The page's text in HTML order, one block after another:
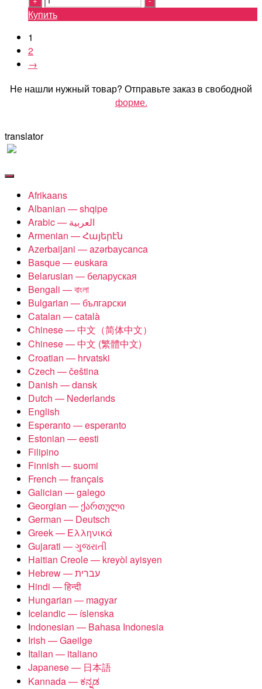
Купить
1
2
→
Не нашли нужный товар? Отправьте заказ в свободной
форме.
translator
Afrikaans
Albanian — shqipe
Armenian — Հայերէն
Azerbaijani — azərbaycanca
Basque — euskara
Belarusian — беларуская
Bengali — বাংলা
Bulgarian — български
Catalan — català
Chinese — 中文（简体中文）
Chinese — 中文 (繁體中文)
Croatian — hrvatski
Czech — čeština
Danish — dansk
Dutch — Nederlands
English
Esperanto — esperanto
Estonian — eesti
Filipino
Finnish — suomi
French — français
Galician — galego
Georgian — ქართული
German — Deutsch
Greek — Ελληνικά
Gujarati — ગુજરાતી
Haitian Creole — kreyòl ayisyen
Hindi — हिन्दी
Hungarian — magyar
Icelandic — íslenska
Indonesian — Bahasa Indonesia
Irish — Gaeilge
Italian — italiano
Japanese — 日本語
Kannada — ಕನ್ನಡ